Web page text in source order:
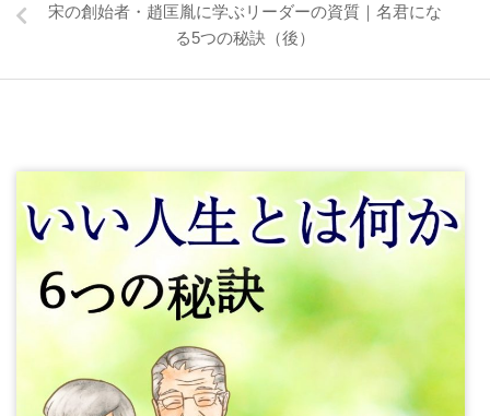
宋の創始者・趙匡胤に学ぶリーダーの資質｜名君にな
る5つの秘訣（後）